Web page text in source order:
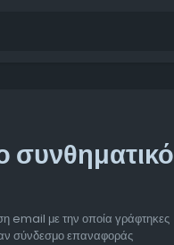
συνθηματικό
email με την οποία γράφτηκες
σύνδεσμο επαναφοράς